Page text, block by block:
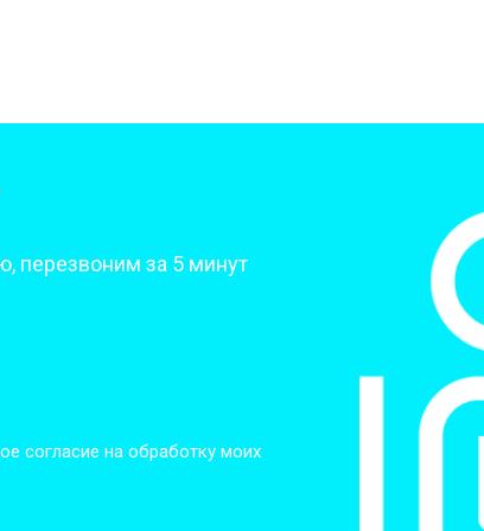
от 80 мин
перезвоним за 5 минут
согласие на обработку моих